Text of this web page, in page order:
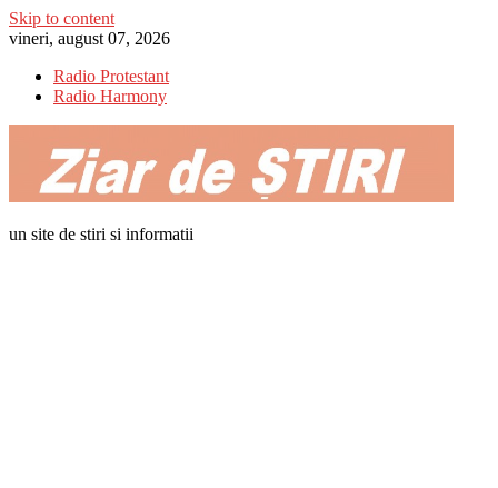
Skip to content
vineri, august 07, 2026
Radio Protestant
Radio Harmony
un site de stiri si informatii